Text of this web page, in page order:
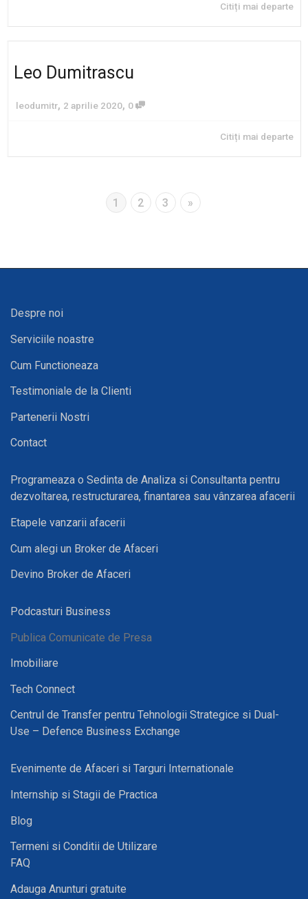
Citiți mai departe
Leo Dumitrascu
leodumitr, 2 aprilie 2020, 0
Citiți mai departe
1 2 3 »
Despre noi
Serviciile noastre
Cum Functioneaza
Testimoniale de la Clienti
Partenerii Nostri
Contact
Programeaza o Sedinta de Analiza si Consultanta pentru
dezvoltarea, restructurarea, finantarea sau vânzarea afacerii
Etapele vanzarii afacerii
Cum alegi un Broker de Afaceri
Devino Broker de Afaceri
Podcasturi Business
Publica Comunicate de Presa
Imobiliare
Tech Connect
Centrul de Transfer pentru Tehnologii Strategice si Dual-
Use – Defence Business Exchange
Evenimente de Afaceri si Targuri Internationale
Internship si Stagii de Practica
Blog
Termeni si Conditii de Utilizare
FAQ
Adauga Anunturi gratuite